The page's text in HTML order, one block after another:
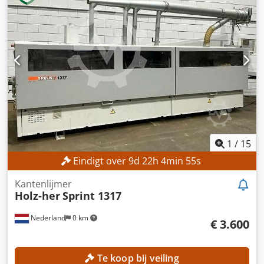
behandeld door de verkoper (T&C's zijn van
toepassing)Vraag ons gerust naar gedetailleerde prijzen
voor deze aanvullende diensten. Extra uitrusting •
Vacuümsysteem: Becker, 250 m³/h • Luchtkussentafel voor
eenvoudige materiaalhantering • Gezoneerde
veiligheidsmatten voor veilig laden tijdens het werk • Extra
zaagbladhouder (tot Ø350 mm)
Gelijkrichtereenheid met 2 motoren Spoelhouderplaat
Lijmsysteem voor EVA / PUR-lijm met patroon- of
granulaatsysteem Randpersgroep op rechte profielen met
elektronisch instelbare persrollen (N.C) Snijinrichting met
2 motoren Nabewerkingsgroep met 2 kantelmotoren
elektronisch verstelbaar via C.N Rondafwerkingseenheid
met 4 multifunctionele motoren (crimper + afronder) met
automatische numerieke besturing Randschraapmes met
elektronische sturing van N.C Lijm-schraapgroep
Borstelgroep Machinelengte ca. 6500 mm Dkjdpfxswwhn
Ds Aftjr Gewicht ca. 2750 kg
1 / 15
Eindigt over9d 22h 4min 53s
Nederland 0 km
Kantenlijmer
Holz-herSprint 1317
€ 3.600
Te koop bij veiling